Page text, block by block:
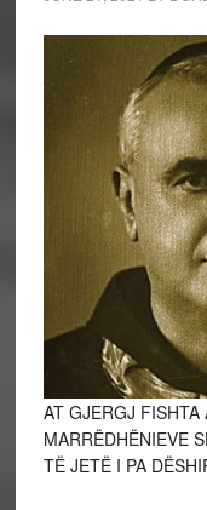
AT GJERGJ FISHTA
MARRËDHËNIEVE
TË JETË I PA